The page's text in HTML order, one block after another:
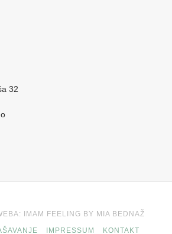
32
IMAM FEELING BY MIA BEDNAŽ
IMPRESSUM KONTAKT